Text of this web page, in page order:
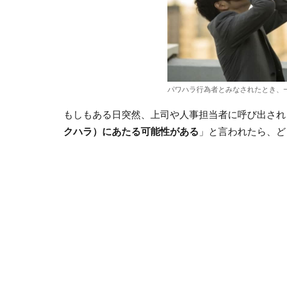
パワハラ行為者とみなされたとき、
もしもある日突然、上司や人事担当者に呼び出され
クハラ）にあたる可能性がある 」と言われたら、